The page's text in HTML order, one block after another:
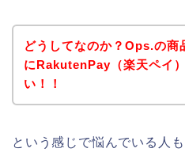
どうしてなのか？Ops.の商
にRakutenPay（楽天ペイ
い！！
という感じで悩んでいる人